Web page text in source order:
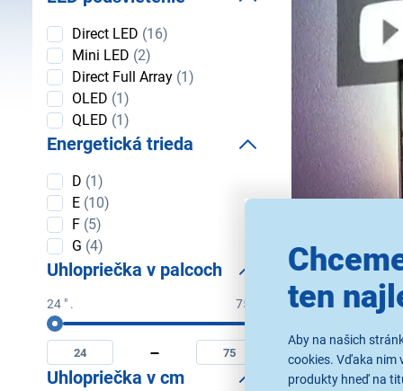
ten
Aby na našich
cookies. Vďaka nim
produkty hneď na
Spôsoby
Smart televízory
široké spektrum
LED
podsvietenie
Direct LED (16)
Mini LED (2)
Direct Full Array (1)
OLED (1)
QLED (1)
Energetická trieda
Energetická
trieda
D (1)
E (10)
F (5)
G (4)
Uhlopriečka v palcoch
24 " . 75 " .
Uhlopriečka
v palcoch
Minimální
uhlopriečka
v
palcoch
Maximální
uhlopriečka
v
palcoch
Uhlopriečka v cm